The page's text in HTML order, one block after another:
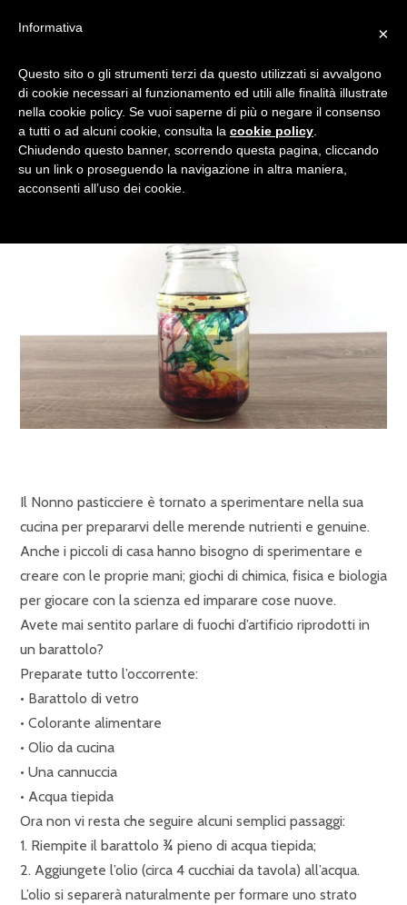
PASSATEMPI CREATIVI PER
BAMBINI: GIOCHIAMO CON
LA SCIENZA
Il Nonno pasticciere è tornato a sperimentare nella sua
cucina per prepararvi delle merende nutrienti e genuine.
Anche i piccoli di casa hanno bisogno di sperimentare e
creare con le proprie mani; giochi di chimica, fisica e biologia
per giocare con la scienza ed imparare cose nuove.
Avete mai sentito parlare di fuochi d’artificio riprodotti in
un barattolo?
Preparate tutto l’occorrente:
• Barattolo di vetro
• Colorante alimentare
• Olio da cucina
• Una cannuccia
• Acqua tiepida
Ora non vi resta che seguire alcuni semplici passaggi:
1. Riempite il barattolo ¾ pieno di acqua tiepida;
2. Aggiungete l’olio (circa 4 cucchiai da tavola) all’acqua.
L’olio si separerà naturalmente per formare uno strato
×
Informativa
Questo sito o gli strumenti terzi da questo utilizzati si avvalgono
di cookie necessari al funzionamento ed utili alle finalità illustrate
nella cookie policy. Se vuoi saperne di più o negare il consenso
a tutti o ad alcuni cookie, consulta la cookie policy
Chiudendo questo banner, scorrendo questa pagina, cliccando
su un link o proseguendo la navigazione in altra maniera,
acconsenti all’uso dei cookie.